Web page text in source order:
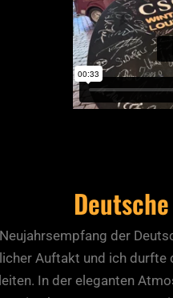
der
Auftakt und ich durfte
In der eleganten